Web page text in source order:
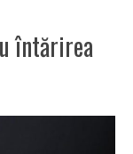
întărirea